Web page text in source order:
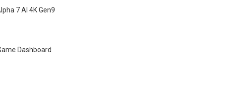
7 AI 4K Gen9
Dashboard